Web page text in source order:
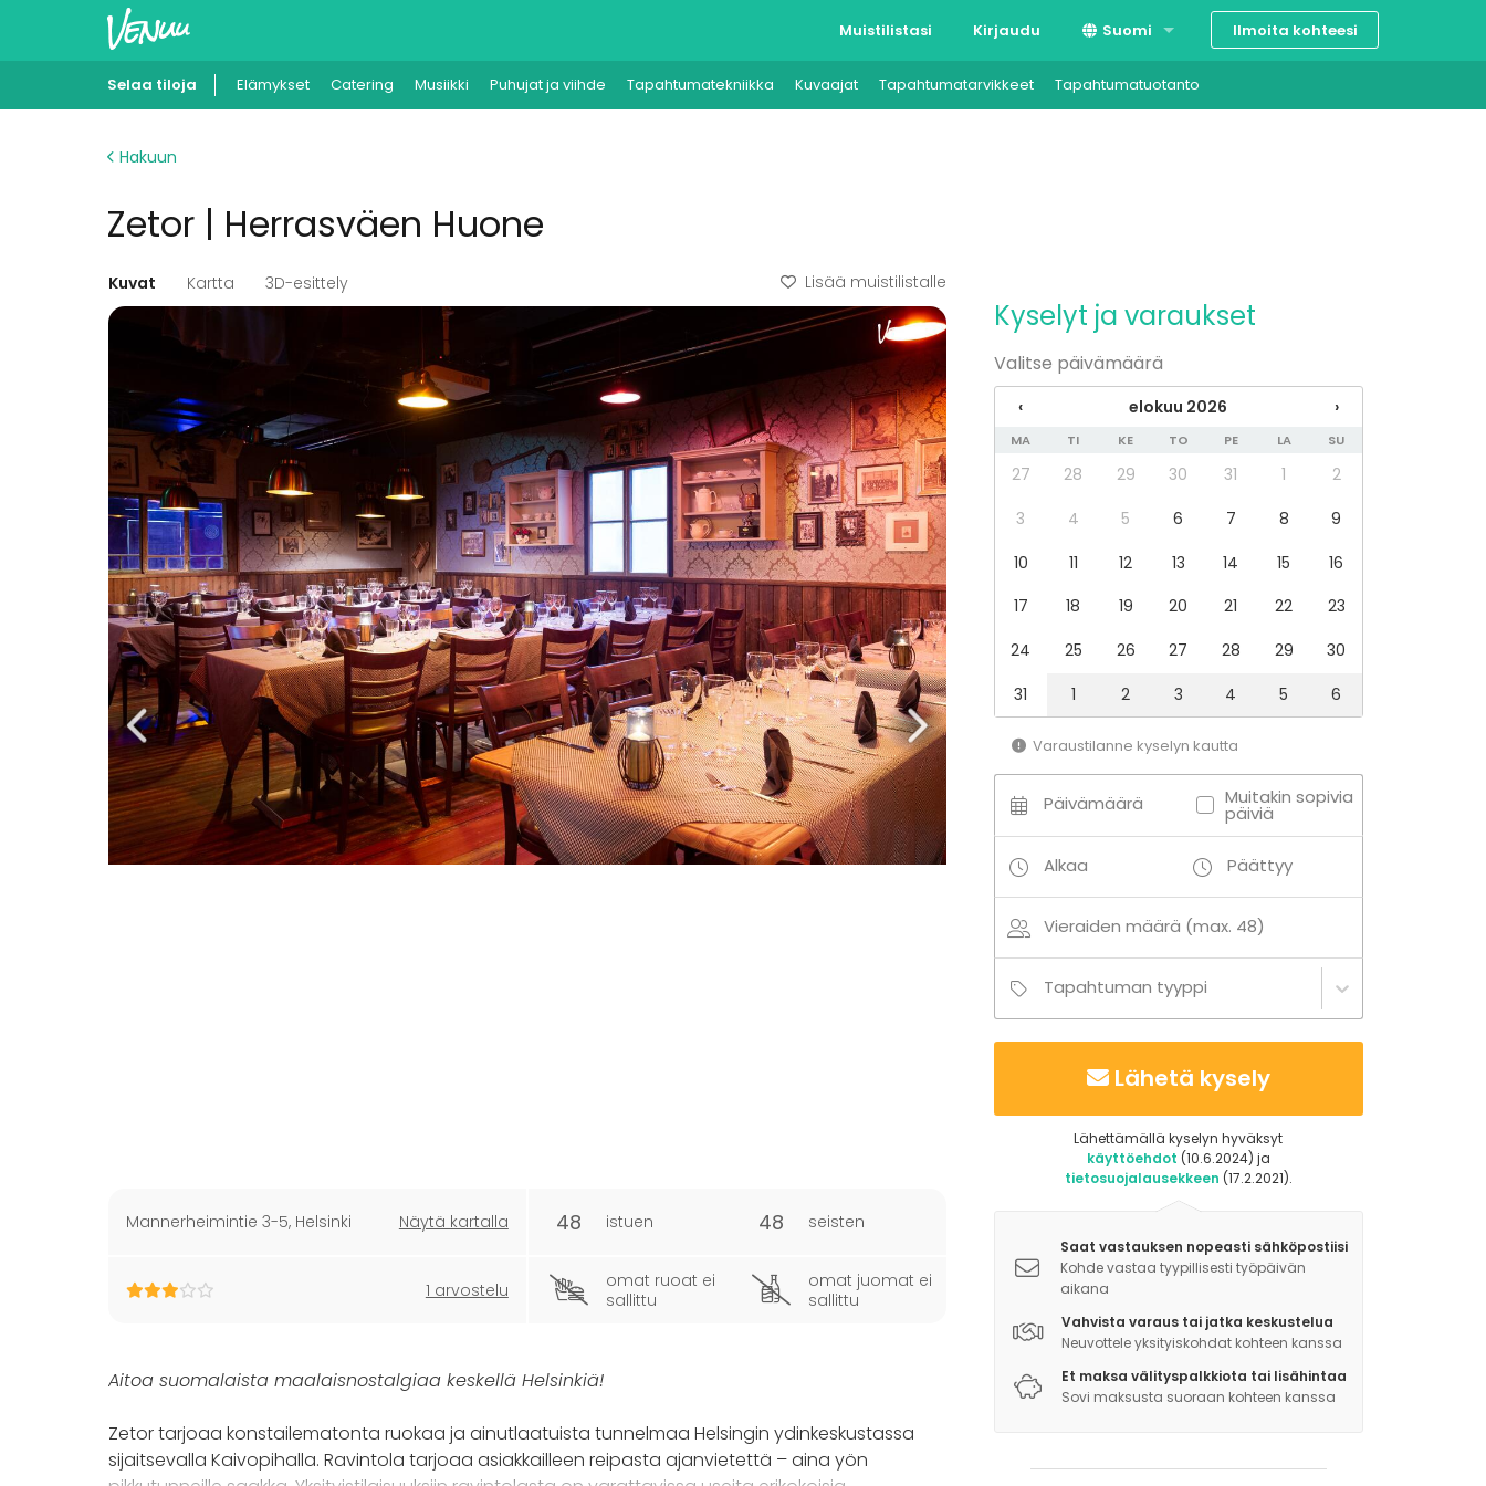
Muistilistasi Kirjaudu Suomi
Svenska
Ilmoita kohteesi
Selaa tiloja Elämykset Catering Musiikki Puhujat ja viihde Tapahtumatekniikka Kuvaajat Tapahtumatarvikkeet Tapahtumatuotanto
Hakuun
Zetor | Herrasväen Huone
Kuvat Kartta 3D-esittely Lisää muistilistalle
Mannerheimintie 3-5, Helsinki Näytä kartalla
1 arvostelu
48 istuen 48 seisten
omat ruoat ei
sallittu
omat juomat ei
sallittu
Aitoa suomalaista maalaisnostalgiaa keskellä Helsinkiä!
Zetor tarjoaa konstailematonta ruokaa ja ainutlaatuista tunnelmaa Helsingin ydinkeskustassa
sijaitsevalla Kaivopihalla. Ravintola tarjoaa asiakkailleen reipasta ajanvietettä – aina yön
Kyselyt ja varaukset
Valitse päivämäärä
‹ elokuu 2026 ›
MA TI KE TO PE LA SU
27 28 29 30 31 1
2
3
4 5 6 7 8
9
10
11 12 13 14 15
16
17
18 19 20 21 22
23
24
25 26 27 28 29
30
31
1 2 3 4 5 6
Varaustilanne kyselyn kautta
Päivämäärä Muitakin sopivia
päiviä
Alkaa Päättyy
Vieraiden määrä (max. 48)
Tapahtuman tyyppi
Lähetä kysely
Lähettämällä kyselyn hyväksyt
käyttöehdot (10.6.2024) ja
tietosuojalausekkeen (17.2.2021).
Saat vastauksen nopeasti sähköpostiisi
Kohde vastaa tyypillisesti työpäivän
aikana
Vahvista varaus tai jatka keskustelua
Neuvottele yksityiskohdat kohteen kanssa
Et maksa välityspalkkiota tai lisähintaa
Sovi maksusta suoraan kohteen kanssa